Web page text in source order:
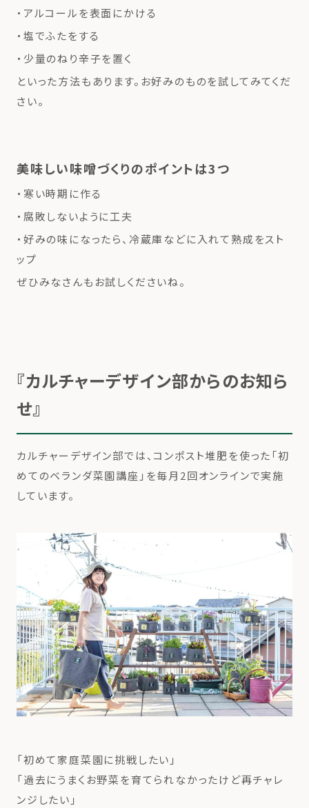
・アルコールを表面にかける
・塩でふたをする
・少量のねり辛子を置く
といった方法もあります。お好みのものを試してみてくだ
さい。
美味しい味噌づくりのポイントは3つ
・寒い時期に作る
・腐敗しないように工夫
・好みの味になったら、冷蔵庫などに入れて熟成をスト
ップ
ぜひみなさんもお試しくださいね。
『カルチャーデザイン部からのお知ら
せ』
カルチャーデザイン部では、コンポスト堆肥を使った「初
めてのベランダ菜園講座」を毎月2回オンラインで実施
しています。
「初めて家庭菜園に挑戦したい」
「過去にうまくお野菜を育てられなかったけど再チャレ
ンジしたい」